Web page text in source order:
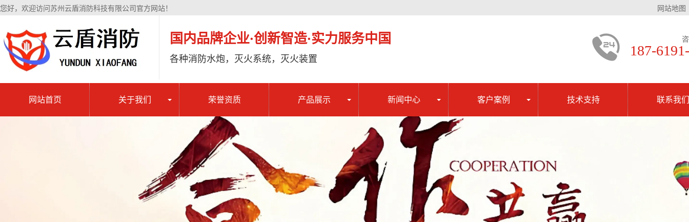
您好，欢迎访问苏州云盾消防科技有限公司官方网站！ 网站地图
国内品牌企业·创新智造·实力服务中国
各种消防水炮，灭火系统，灭火装置
187-
网站首页 关于我们 荣誉资质 产品展示 新闻中心 客户案例 技术支持 联系我们